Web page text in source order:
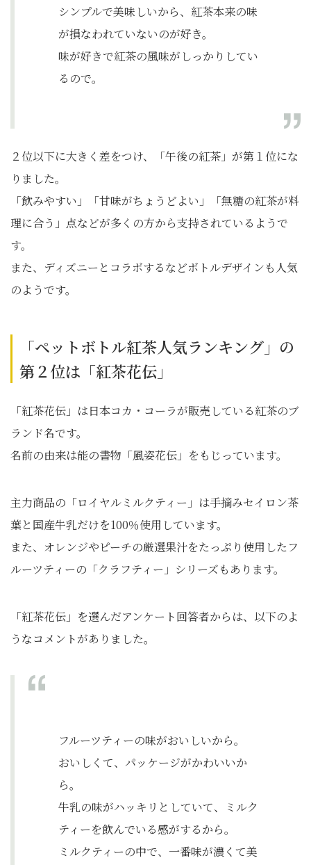
シンプルで美味しいから、紅茶本来の味
が損なわれていないのが好き。
味が好きで紅茶の風味がしっかりしてい
るので。
２位以下に大きく差をつけ、「午後の紅茶」が第１位にな
りました。
「飲みやすい」「甘味がちょうどよい」「無糖の紅茶が料
理に合う」点などが多くの方から支持されているようで
す。
また、ディズニーとコラボするなどボトルデザインも人気
のようです。
「ペットボトル紅茶人気ランキング」の
第２位は「紅茶花伝」
「紅茶花伝」は日本コカ・コーラが販売している紅茶のブ
ランド名です。
名前の由来は能の書物「風姿花伝」をもじっています。
主力商品の「ロイヤルミルクティー」は手摘みセイロン茶
葉と国産牛乳だけを100％使用しています。
また、オレンジやピーチの厳選果汁をたっぷり使用したフ
ルーツティーの「クラフティー」シリーズもあります。
「紅茶花伝」を選んだアンケート回答者からは、以下のよ
うなコメントがありました。
フルーツティーの味がおいしいから。
おいしくて、パッケージがかわいいか
ら。
牛乳の味がハッキリとしていて、ミルク
ティーを飲んでいる感がするから。
ミルクティーの中で、一番味が濃くて美